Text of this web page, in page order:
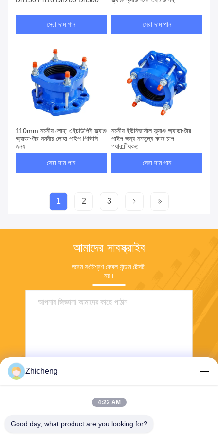
সেরা দাম পান সেরা দাম পান
110mm নমনীয় লোহা এইচডিপিই ফ্ল্যাঞ্জ
অ্যাডাপ্টার নমনীয় লোহা পাইপ পিভিসি
জন্য
সেরা দাম পান
নমনীয় ইউনিভার্সাল ফ্ল্যাঞ্জ অ্যাডাপ্টার
পাইপ জন্য সমতুল্য কাজ চাপ
গ্যারান্টিযুক্ত
সেরা দাম পান
1 2 3
আমাদের সাবস্ক্রাইব
লরেম সংমিশ্রণ কেবল র্যান্ডম টেক্সট
নয়।
পাঠান
Zhicheng
4:22 AM
Good day, what product are you looking for?